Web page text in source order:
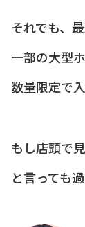
それでも、
一部の大型
数量限定で
もし店頭で
と言っても